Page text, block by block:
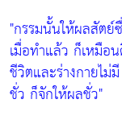
"กรรมนั้นให้ผลสัต
เมื่อทำแล้ว ก็เหมือ
ชีวิตและร่างกายไม่มี
ชั่ว ก็จักให้ผลชั่ว"